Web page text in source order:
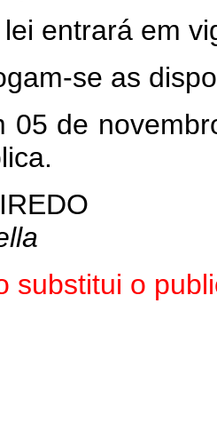
lei entrará em
se as
05 de
substitui o